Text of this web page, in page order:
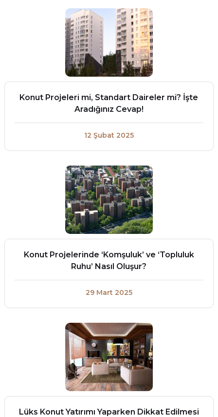
Konut Projeleri mi, Standart Daireler mi? İşte
Aradığınız Cevap!
12 Şubat 2025
Konut Projelerinde ‘Komşuluk’ ve ‘Topluluk
Ruhu’ Nasıl Oluşur?
29 Mart 2025
Lüks Konut Yatırımı Yaparken Dikkat Edilmesi